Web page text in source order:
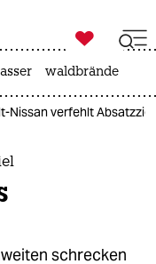

taz zahl ich
waldbrände
Nissan verfehlt
schrecken